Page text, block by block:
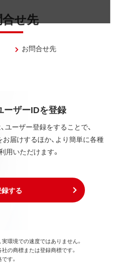
せ先
お問合せ先
ーザーIDを登録
ユーザー登録をすることで、
届けするほか、より簡単に各種
用いただけます。
する
環境での速度ではありません。
の商標または登録商標です。
す。